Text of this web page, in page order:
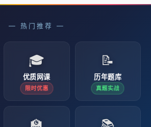
— 热门推荐 —
🎓
优质网课
限时优惠
📝
历年题库
真题实战